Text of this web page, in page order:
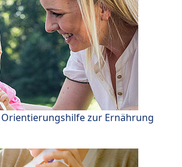
zur Ernährung